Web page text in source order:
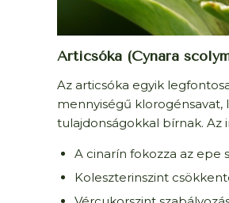
Articsóka (Cynara
Az articsóka egyik
mennyiségű
tulajdonságokkal bírnak.
A cinarín fokozza az epe
Koleszterinszint